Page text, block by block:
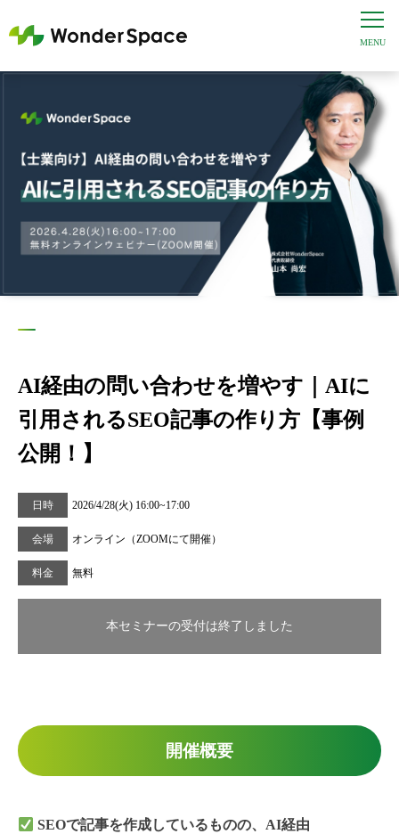
AI経由の問い合わせを増やす｜AIに
引用されるSEO記事の作り方【事例
公開！】
日時 2026/4/28(火) 16:00~17:00
会場 オンライン（ZOOMにて開催）
料金 無料
本セミナーの受付は終了しました
開催概要
SEOで記事を作成しているものの、AI経由